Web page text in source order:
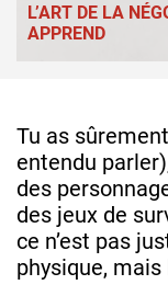
L’ART DE LA
APPREND
Tu as
entendu
des
des jeux de
ce n’est pas
physique,